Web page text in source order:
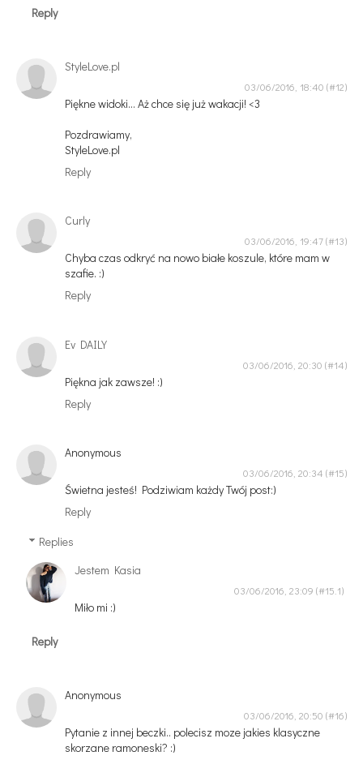
Reply
StyleLove.pl
03/06/2016, 18:40
Piękne widoki... Aż chce się już wakacji! <3
Pozdrawiamy,
StyleLove.pl
Reply
Curly
03/06/2016, 19:47
Chyba czas odkryć na nowo białe koszule, które mam w
szafie. :)
Reply
Ev DAILY
03/06/2016, 20:30
Piękna jak zawsze! :)
Reply
Anonymous
03/06/2016, 20:34
Świetna jesteś! Podziwiam każdy Twój post:)
Reply
Replies
Jestem Kasia
03/06/2016, 23:09
Miło mi :)
Reply
Anonymous
03/06/2016, 20:50
Pytanie z innej beczki.. polecisz moze jakies klasyczne
skorzane ramoneski? :)